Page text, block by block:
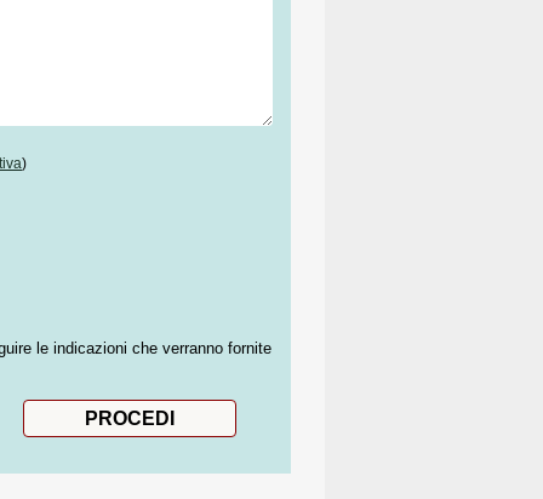
)
le indicazioni che verranno fornite